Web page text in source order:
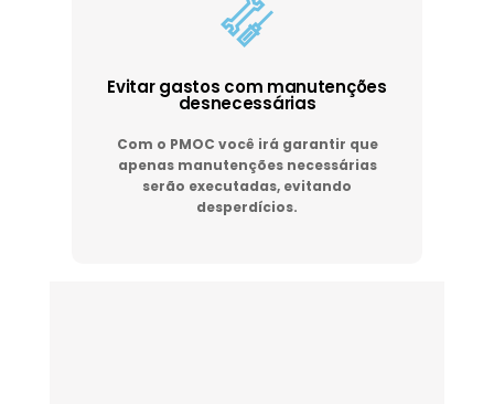
Evitar gastos com manutenções
desnecessárias
Com o PMOC você irá garantir que
apenas manutenções necessárias
serão executadas, evitando
desperdícios.